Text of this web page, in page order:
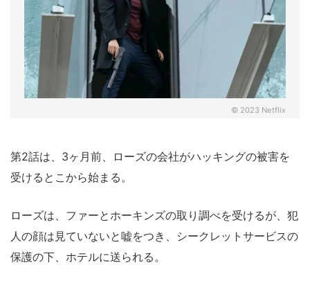
© 2023 Netflix
第2話は、3ヶ月前、ローズの会社がハッキングの被害を
受けるとこから始まる。
ローズは、ファーとホーキンズの取り調べを受けるが、犯
人の顔は見ていないと嘘をつき、シークレットサービスの
保護の下、ホテルに送られる。